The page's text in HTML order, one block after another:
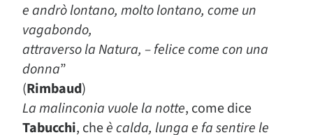
e andrò lontano, molto lontano, come un
vagabondo,
attraverso la Natura, – felice come con una
donna”
(Rimbaud)
La malinconia vuole la notte, come dice
Tabucchi, cheè calda, lunga e fa sentire le